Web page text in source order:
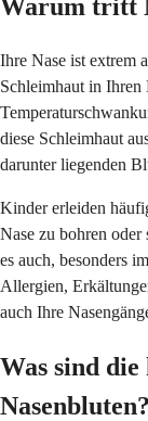
Warum tritt
Ihre Nase ist extrem
Schleimhaut in Ihren
diese Schleimhaut
darunter liegenden
Kinder erleiden
Nase zu bohren oder
es auch, besonders
Allergien,
auch Ihre
Was sind
Nasenbluten?